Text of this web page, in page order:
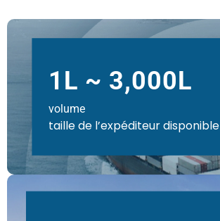
1L ~ 3,000L
volume
taille de l’expéditeur disponible